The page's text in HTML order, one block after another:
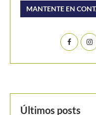
Últimos posts
Masters 1000